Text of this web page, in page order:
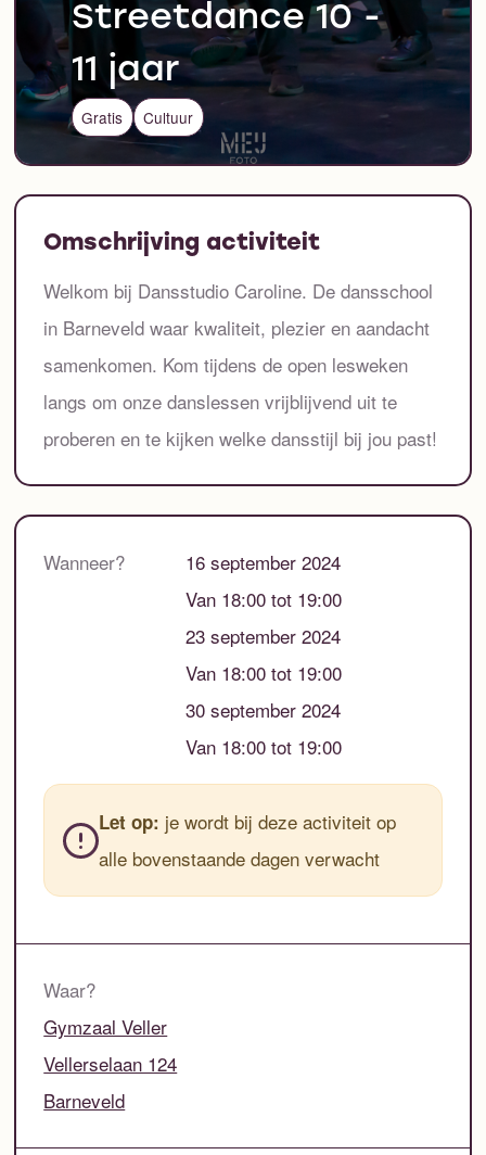
Streetdance 10 -
11 jaar
Gratis Cultuur
Omschrijving activiteit
Welkom bij Dansstudio Caroline. De dansschool
in Barneveld waar kwaliteit, plezier en aandacht
samenkomen. Kom tijdens de open lesweken
langs om onze danslessen vrijblijvend uit te
proberen en te kijken welke dansstijl bij jou past!
Wanneer?
16 september 2024
Van 18:00 tot 19:00
23 september 2024
Van 18:00 tot 19:00
30 september 2024
Van 18:00 tot 19:00
Let op: je wordt bij deze activiteit op
alle bovenstaande dagen verwacht
Waar?
Gymzaal Veller
Vellerselaan 124
Barneveld